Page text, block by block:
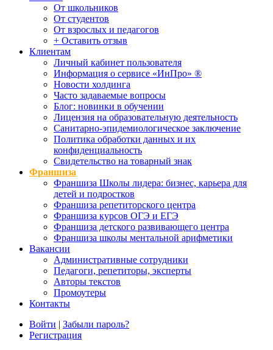
От школьников
От студентов
От взрослых и педагогов
+ Оставить отзыв
Клиентам
Личный кабинет пользователя
Информация о сервисе «ИнПро» ®
Новости холдинга
Часто задаваемые вопросы
Блог: новинки в обучении
Лицензия на образовательную деятельность
Санитарно-эпидемиологическое заключение
Политика обработки данных и их
конфиденциальность
Свидетельство на товарный знак
Франшиза
Франшиза Школы лидера: бизнес, карьера для
детей и подростков
Франшиза репетиторского центра
Франшиза курсов ОГЭ и ЕГЭ
Франшиза детского развивающего центра
Франшиза школы ментальной арифметики
Вакансии
Административные сотрудники
Педагоги, репетиторы, эксперты
Авторы текстов
Промоутеры
Контакты
Войти | Забыли пароль?
Регистрация